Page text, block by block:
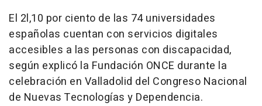
El 2l,10 por ciento de las 74 universidades
españolas cuentan con servicios digitales
accesibles a las personas con discapacidad,
según explicó la Fundación ONCE durante la
celebración en Valladolid del Congreso Nacional
de Nuevas Tecnologías y Dependencia.